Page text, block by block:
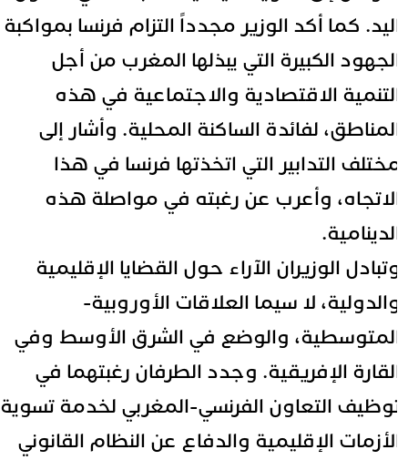
كما أكد الوزير مجدداً التزام فرنسا بمواكبة
الكبيرة التي يبذلها المغرب من أجل
الاقتصادية والاجتماعية في هذه
لفائدة الساكنة المحلية. وأشار إلى
التدابير التي اتخذتها فرنسا في هذا
وأعرب عن رغبته في مواصلة هذه
الوزيران الآراء حول القضايا الإقليمية
لا سيما العلاقات الأوروبية-
والوضع في الشرق الأوسط وفي
الإفريقية. وجدد الطرفان رغبتهما في
التعاون الفرنسي-المغربي لخدمة تسوية
الإقليمية والدفاع عن النظام القانوني